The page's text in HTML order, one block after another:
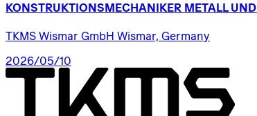
KONSTRUKTIONSMECHANIKER METALL UND
TKMS Wismar GmbH Wismar, Germany
2026/05/10